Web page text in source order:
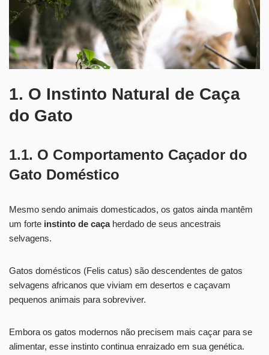
1. O Instinto Natural de Caça
do Gato
1.1. O Comportamento Caçador do
Gato Doméstico
Mesmo sendo animais domesticados, os gatos ainda mantêm
um forte instinto de caçaherdado de seus ancestrais
selvagens.
Gatos domésticos (Felis catus) são descendentes de gatos
selvagens africanos que viviam em desertos e caçavam
pequenos animais para sobreviver.
Embora os gatos modernos não precisem mais caçar para se
alimentar, esse instinto continua enraizado em sua genética.